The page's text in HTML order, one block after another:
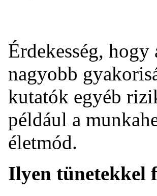
Érdekesség, hogy
nagyobb
kutatók egyéb
például a
életmód.
Ilyen tünetekkel